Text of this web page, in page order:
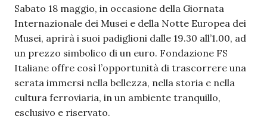
Sabato 18 maggio, in occasione della Giornata
Internazionale dei Musei e della Notte Europea dei
Musei, aprirà i suoi padiglioni dalle 19.30 all’1.00, ad
un prezzo simbolico di un euro. Fondazione FS
Italiane offre così l’opportunità di trascorrere una
serata immersi nella bellezza, nella storia e nella
cultura ferroviaria, in un ambiente tranquillo,
esclusivo e riservato.